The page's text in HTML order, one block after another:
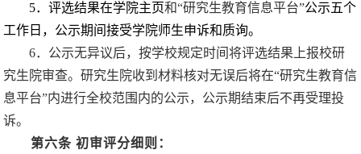
5．评选结果在学院主页和“研究生教育信息平台”公示五个
工作日，公示期间接受学院师生申诉和质询。
6．公示无异议后，按学校规定时间将评选结果上报校研
究生院审查。研究生院收到材料核对无误后将在“研究生教育信
息平台”内进行全校范围内的公示，公示期结束后不再受理投
诉。
第六条 初审评分细则：